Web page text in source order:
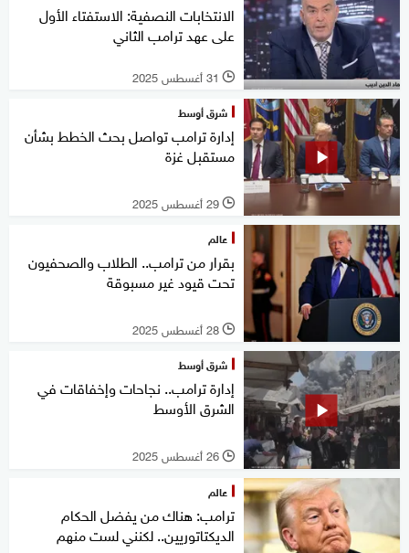
الانتخابات النصفية: الاستفتاء الأول
على عهد ترامب الثاني
l 31 أغسطس 2025
شرق أوسط
إدارة ترامب تواصل بحث الخطط بشأن
مستقبل غزة
l 29 أغسطس 2025
عالم
بقرار من ترامب.. الطلاب والصحفيون
تحت قيود غير مسبوقة
l 28 أغسطس 2025
شرق أوسط
إدارة ترامب.. نجاحات وإخفاقات في
الشرق الأوسط
l 26 أغسطس 2025
عالم
ترامب: هناك من يفضل الحكام
الديكتاتوريين.. لكنني لست منهم